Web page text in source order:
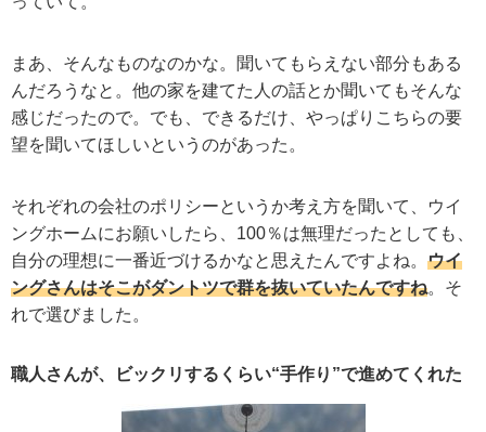
まあ、そんなものなのかな。聞いてもらえない部分もある
んだろうなと。他の家を建てた人の話とか聞いてもそんな
感じだったので。でも、できるだけ、やっぱりこちらの要
望を聞いてほしいというのがあった。
それぞれの会社のポリシーというか考え方を聞いて、ウイ
ングホームにお願いしたら、100％は無理だったとしても、
自分の理想に一番近づけるかなと思えたんですよね。 ウイ
ングさんはそこがダントツで群を抜いていたんですね。そ
れで選びました。
職人さんが、ビックリするくらい“手作り”で進めてくれた